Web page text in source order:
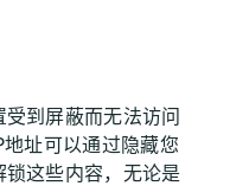
到屏蔽而无法访问
址可以通过隐藏您
这些内容，无论是